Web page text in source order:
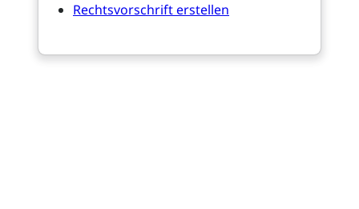
Rechtsvorschrift erstellen